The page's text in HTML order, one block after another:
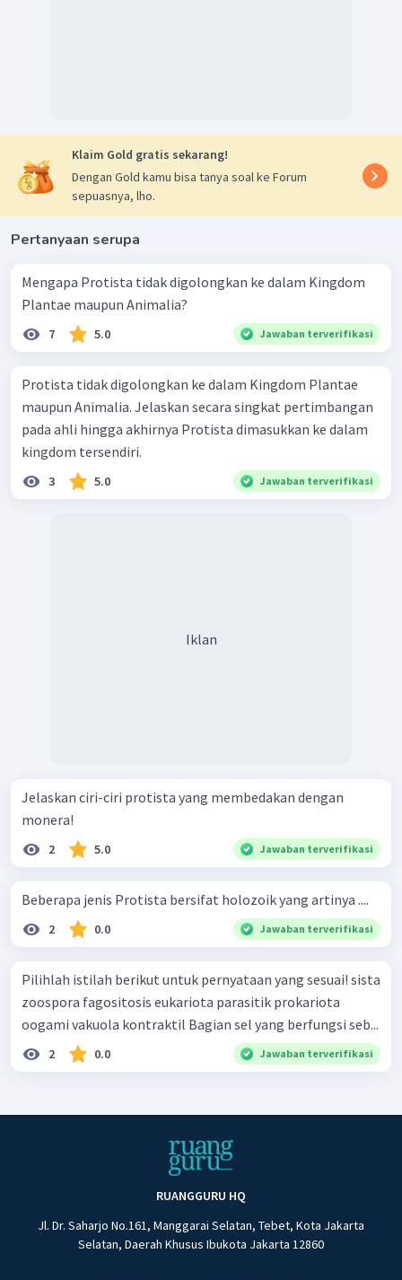
Klaim Gold gratis sekarang!
Dengan Gold kamu bisa tanya soal ke Forum
sepuasnya, lho.
Pertanyaan serupa
Mengapa Protista tidak digolongkan ke dalam Kingdom
Plantae maupun Animalia?
7 5.0 Jawaban terverifikasi
Protista tidak digolongkan ke dalam Kingdom Plantae
maupun Animalia. Jelaskan secara singkat pertimbangan
pada ahli hingga akhirnya Protista dimasukkan ke dalam
kingdom tersendiri.
3 5.0 Jawaban terverifikasi
Iklan
Jelaskan ciri-ciri protista yang membedakan dengan
monera!
2 5.0 Jawaban terverifikasi
Beberapa jenis Protista bersifat holozoik yang artinya ....
2 0.0 Jawaban terverifikasi
Pilihlah istilah berikut untuk pernyataan yang sesuai! sista
zoospora fagositosis eukariota parasitik prokariota
oogami vakuola kontraktil Bagian sel yang berfungsi seb...
2 0.0 Jawaban terverifikasi
RUANGGURU HQ
Jl. Dr. Saharjo No.161, Manggarai Selatan, Tebet, Kota Jakarta
Selatan, Daerah Khusus Ibukota Jakarta 12860